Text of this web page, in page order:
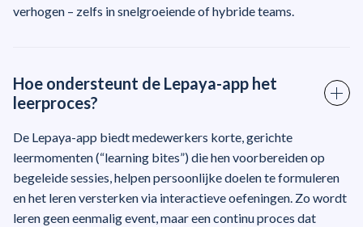
verhogen – zelfs in snelgroeiende of hybride teams.
Hoe ondersteunt de Lepaya-app het
leerproces?
De Lepaya-app biedt medewerkers korte, gerichte
leermomenten (“learning bites”) die hen voorbereiden op
begeleide sessies, helpen persoonlijke doelen te formuleren
en het leren versterken via interactieve oefeningen. Zo wordt
leren geen eenmalig event, maar een continu proces dat